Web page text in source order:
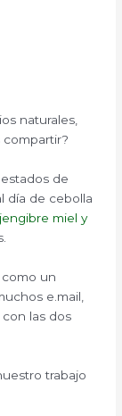
naturales,
estados de
día de cebolla
jengibre miel y
como un
e.mail,
las dos
trabajo